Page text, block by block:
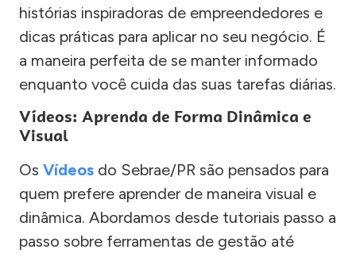
histórias inspiradoras de empreendedores e
dicas práticas para aplicar no seu negócio. É
a maneira perfeita de se manter informado
enquanto você cuida das suas tarefas diárias.
Vídeos: Aprenda de Forma Dinâmica e
Visual
Os Vídeos do Sebrae/PR são pensados para
quem prefere aprender de maneira visual e
dinâmica. Abordamos desde tutoriais passo a
passo sobre ferramentas de gestão até